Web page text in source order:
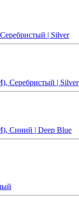
| Silver
Серебристый | Silver
Синий | Deep Blue